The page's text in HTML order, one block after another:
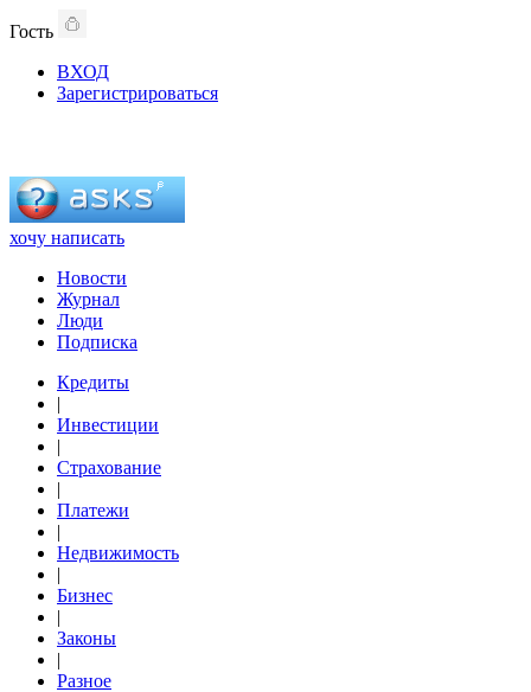
Гость
ВХОД
Зарегистрироваться
хочу написать
Новости
Журнал
Люди
Подписка
Кредиты
|
Инвестиции
|
Страхование
|
Платежи
|
Недвижимость
|
Бизнес
|
Законы
|
Разное